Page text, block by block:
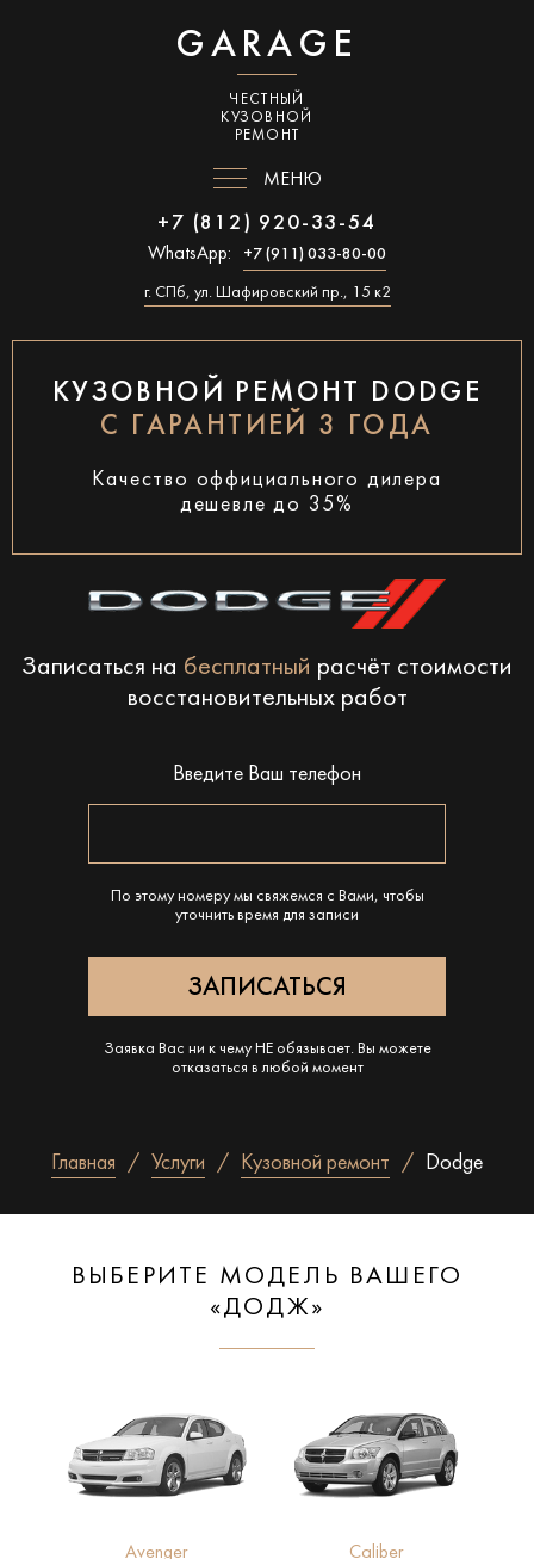
GARAGE
ЧЕСТНЫЙ
КУЗОВНОЙ
РЕМОНТ
МЕНЮ
+7 (812) 920-33-54
WhatsApp: +7 (911) 033-80-00
г. СПб, ул. Шафировский пр., 15 к2
КУЗОВНОЙ РЕМОНТ DODGE
С ГАРАНТИЕЙ 3 ГОДА
Качество оффициального дилера
дешевле до 35%
Записаться на бесплатный расчёт стоимости
восстановительных работ
Введите Ваш телефон
По этому номеру мы свяжемся с Вами, чтобы
уточнить время для записи
Заявка Вас ни к чему НЕ обязывает. Вы можете
отказаться в любой момент
Главная Услуги Кузовной ремонт Dodge
ВЫБЕРИТЕ МОДЕЛЬ ВАШЕГО
«ДОДЖ»
Avenger Caliber